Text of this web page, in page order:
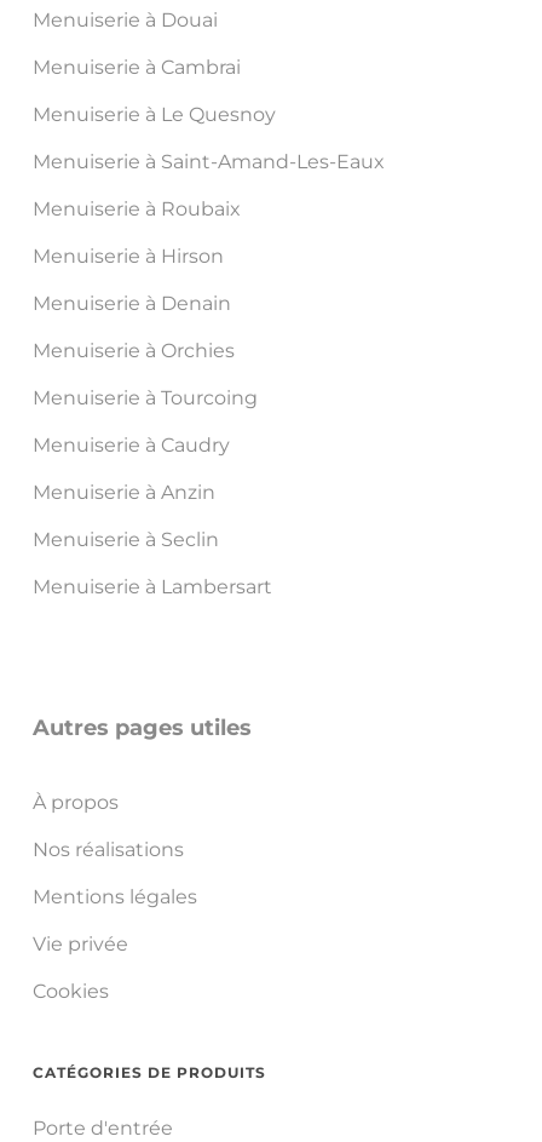
Menuiserie à Douai
Menuiserie à Cambrai
Menuiserie à Le Quesnoy
Menuiserie à Saint-Amand-Les-Eaux
Menuiserie à Roubaix
Menuiserie à Hirson
Menuiserie à Denain
Menuiserie à Orchies
Menuiserie à Tourcoing
Menuiserie à Caudry
Menuiserie à Anzin
Menuiserie à Seclin
Menuiserie à Lambersart
Autres pages utiles
À propos
Nos réalisations
Mentions légales
Vie privée
Cookies
CATÉGORIES DE PRODUITS
Porte d'entrée